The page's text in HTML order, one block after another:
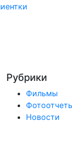
Рубрики
Фильмы
Новости